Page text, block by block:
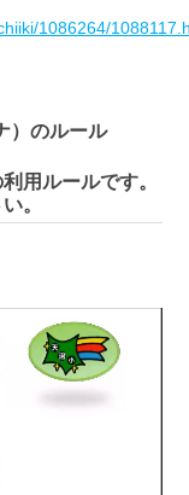
1086264/
）のルール
用ルールです。
。